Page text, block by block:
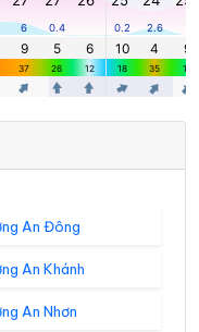
An Đông
An Khánh
An Nhơn